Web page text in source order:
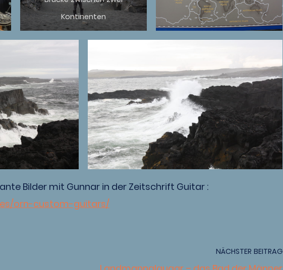
Kontinenten
Bilder mit Gunnar in der Zeitschrift Guitar :
orn-custom-guitars/
NÄCHSTER BEITRAG